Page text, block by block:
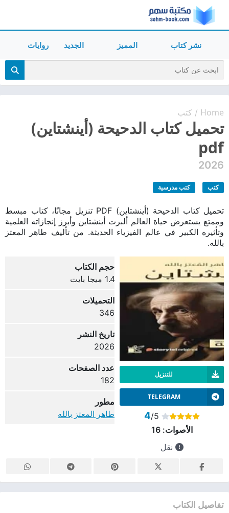
نشر كتاب المميز الجديد روايات
Home
/ كتب
تحميل كتاب الدحيحة (أينشتاين)
pdf
2026
كتب كتب مدرسية
تحميل كتاب الدحيحة (أينشتاين) PDF تنزيل مجانًا، كتاب مبسط
وممتع يستعرض حياة العالم ألبرت أينشتاين وأبرز إنجازاته العلمية
وتأثيره الكبير في عالم الفيزياء الحديثة. من تأليف طاهر المعتز
بالله.
للتنزيل
TELEGRAM
4/5
الأصوات:16
نقل
حجم الكتاب
1.4 ميجا بايت
التحميلات
346
تاريخ النشر
2026
عدد الصفحات
182
مطور
طاهر المعتز بالله
تفاصيل الكتاب